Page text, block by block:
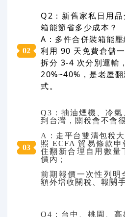
02
Q2：新舊家私日用
箱能節省多少成本？
A：多件合併裝箱能壓
利用 90 天免費倉儲
拆分 3-4 次分別運輸
20%~40%，是老屋
式。
03
Q3：抽油煙機、冷
到台灣，關稅會不會
A：走平台雙清包稅
照 ECFA 貿易條款
住翻新合理自用數量
價內；
前期報價一次性列明
額外增收關稅、報關
Q4：台中、桃園、